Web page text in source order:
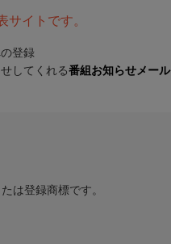
イトです。
登録
してくれる番組お知らせメール
は登録商標です。